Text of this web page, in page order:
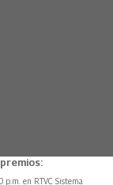
en RTVC Sistema